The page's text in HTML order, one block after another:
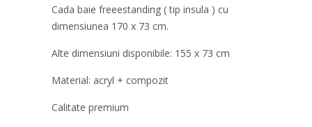
Cada baie freeestanding ( tip insula ) cu
dimensiunea 170 x 73 cm.
Alte dimensiuni disponibile: 155 x 73 cm
Material: acryl + compozit
Calitate premium